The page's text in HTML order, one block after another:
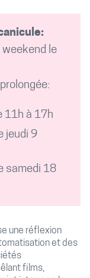
weekend le
11h à 17h
jeudi 9
samedi 18
une réflexion
et des
films,